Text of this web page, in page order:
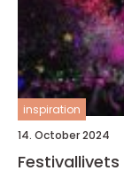
inspiration
14. October 2024
Festivallivets